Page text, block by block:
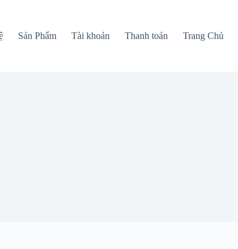
Sản Phẩm Tài khoản Thanh toán Trang Chủ